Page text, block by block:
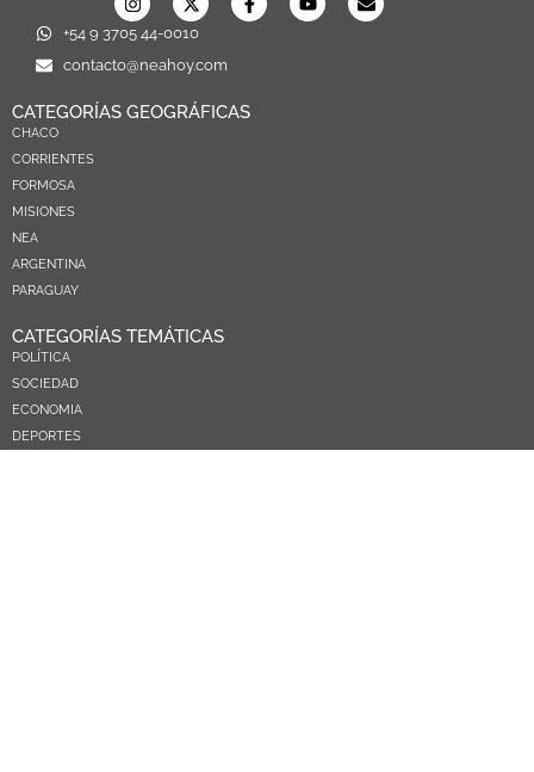
+54 9 3705 44-0010
contacto@neahoy.com
CATEGORÍAS GEOGRÁFICAS
CHACO
CORRIENTES
FORMOSA
MISIONES
NEA
ARGENTINA
PARAGUAY
CATEGORÍAS TEMÁTICAS
POLÍTICA
SOCIEDAD
ECONOMIA
DEPORTES